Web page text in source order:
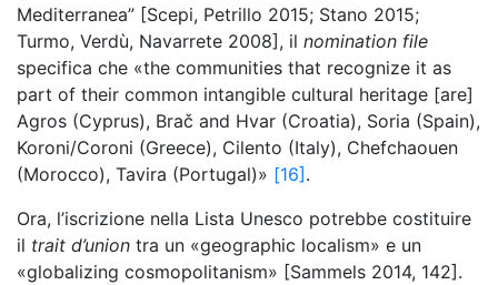
Mediterranea” [Scepi, Petrillo 2015; Stano 2015;
Turmo, Verdù, Navarrete 2008], il nomination file
specifica che «the communities that recognize it as
part of their common intangible cultural heritage [are]
Agros (Cyprus), Brač and Hvar (Croatia), Soria (Spain),
Koroni/Coroni (Greece), Cilento (Italy), Chefchaouen
(Morocco), Tavira (Portugal)» [16].
Ora, l’iscrizione nella Lista Unesco potrebbe costituire
il trait d’union tra un «geographic localism» e un
«globalizing cosmopolitanism» [Sammels 2014, 142].